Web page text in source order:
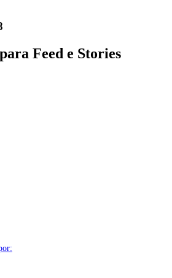
Feed e Stories